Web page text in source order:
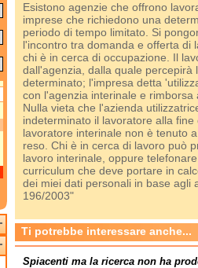
Esistono agenzie che offrono
imprese che richiedono una
periodo di tempo limitato. Si
l'incontro tra domanda e offerta di
chi è in cerca di occupazione. Il
dall'agenzia, dalla quale
determinato; l'impresa detta
con l'agenzia interinale e rimborsa
Nulla vieta che l'azienda
indeterminato il lavoratore alla
lavoratore interinale non è tenuto
reso. Chi è in cerca di lavoro può
lavoro interinale, oppure
curriculum che deve portare in
dei miei dati personali in base agli
196/2003"
Ti potrebbe interessare anche...
Spiacenti ma la ricerca non ha